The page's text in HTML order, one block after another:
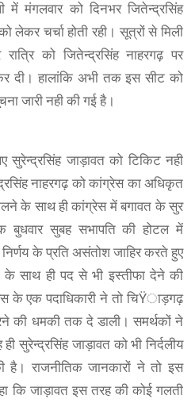
में मंगलवार को दिनभर जितेन्द्रसिंह
लेकर चर्चा होती रही। सूत्रों से मिली
को जितेन्द्रसिंह नाहरगढ़ पर
दी। हालांकि अभी तक इस सीट को
जारी नही की गई है।
सुरेन्द्रसिंह जाड़ावत को टिकिट नही
नाहरगढ़ को कांग्रेस का अधिकृत
के साथ ही कांग्रेस में बगावत के सुर
सुबह सभापति की होटल में
के प्रति असंतोश जाहिर करते हुए
के साथ ही पद से भी इस्तीफा देने की
के एक पदाधिकारी ने तो चिŸाड़गढ़
की धमकी तक दे डाली। समर्थकों ने
सुरेन्द्रसिंह जाड़ावत को भी निर्दलीय
है। राजनीतिक जानकारों ने तो इस
कि जाड़ावत इस तरह की कोई गलती